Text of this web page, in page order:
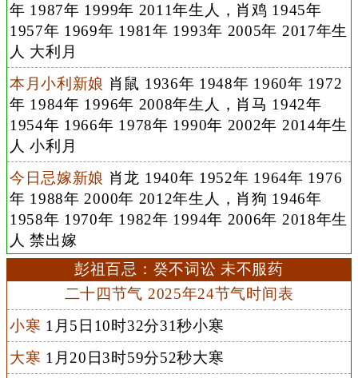
年 1987年 1999年 2011年生人，肖鸡 1945年
1957年 1969年 1981年 1993年 2005年 2017年生
人 大利月
本月小利新娘 肖鼠 1936年 1948年 1960年 1972
年 1984年 1996年 2008年生人，肖马 1942年
1954年 1966年 1978年 1990年 2002年 2014年生
人 小利月
今日忌嫁新娘 肖龙 1940年 1952年 1964年 1976
年 1988年 2000年 2012年生人，肖狗 1946年
1958年 1970年 1982年 1994年 2006年 2018年生
人 禁出嫁
彭祖百忌：癸不词讼 未不服药
二十四节气 2025年24节气时间表
小寒 1月5日10时32分31秒小寒
大寒 1月20日3时59分52秒大寒